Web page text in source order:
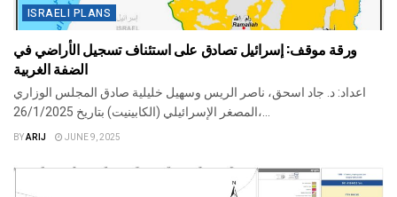
ISRAELI PLANS
ورقة موقف: إسرائيل تصادق على استئناف تسجيل الأراضي في
الضفة الغربية
اعداد: د. جاد اسحق، ناصر الريس وسهيل خليلية صادق المجلس الوزاري
المصغر الإسرائيلي (الكابينيت) بتاريخ 26/1/2025،...
BYARIJ JUNE 9, 2025